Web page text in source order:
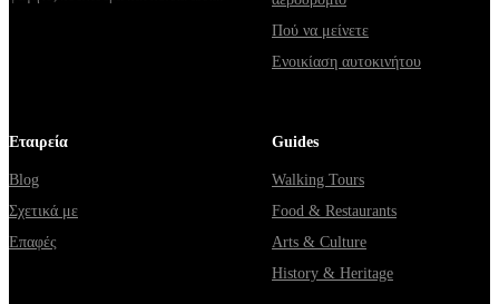
Πού να μείνετε
Ενοικίαση αυτοκινήτου
Εταιρεία
Blog
Σχετικά με
Επαφές
Guides
Walking Tours
Food & Restaurants
Arts & Culture
History & Heritage